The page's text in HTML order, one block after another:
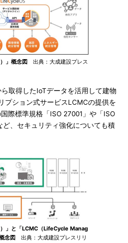
」概念図
出典：大成建設プレス
取得したIoTデータを活用して建物
プション式サービスLCMCの提供を
際標準規格「ISO 27001」や「ISO
ど、セキュリティ強化についても積
」と「LCMC（LifeCycle Manag
念図
出典：大成建設プレスリリ